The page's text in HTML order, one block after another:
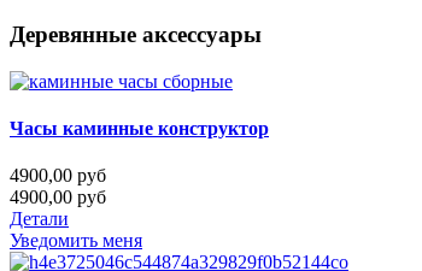
Деревянные аксессуары
Часы каминные конструктор
4900,00 руб
4900,00 руб
Детали
Уведомить меня